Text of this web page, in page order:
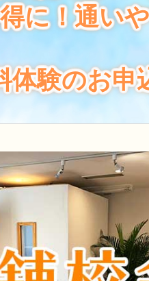
に！通い
体験のお申